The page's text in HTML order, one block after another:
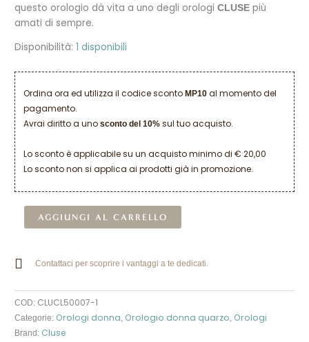
questo orologio dà vita a uno degli orologiCLUSE più
amati di sempre.
Disponibilità: 1 disponibili
Ordina ora ed utilizza il codice scontoMP10al momento del
pagamento.
Avrai diritto a unosconto del 10%sul tuo acquisto.
Lo sconto è applicabile su un acquisto minimo di € 20,00
Lo sconto non si applica ai prodotti già in promozione.
AGGIUNGI AL CARRELLO
Contattaci per scoprire i vantaggi a te dedicati.
COD: CLUCL50007-1
Categorie: Orologi donna, Orologio donna quarzo, Orologi
Brand: Cluse